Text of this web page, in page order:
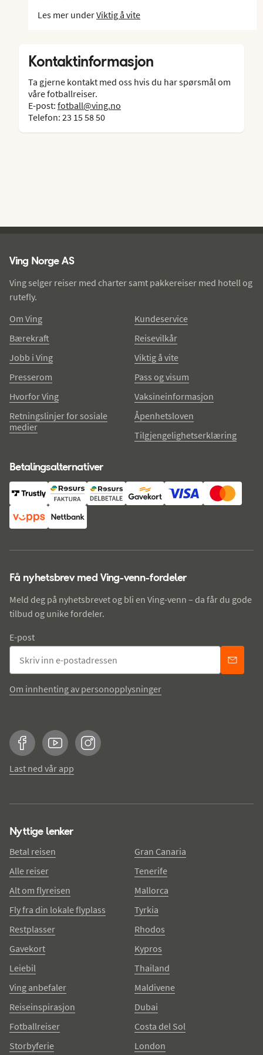
Les mer underViktig å vite
Kontaktinformasjon
Ta gjerne kontakt med oss hvis du har spørsmål om
våre fotballreiser.
E-post: fotball@ving.no
Telefon: 23 15 58 50
Ving Norge AS
Ving selger reiser med charter samt pakkereiser med hotell og
rutefly.
Om Ving
Bærekraft
Jobb i Ving
Presserom
Hvorfor Ving
Retningslinjer for sosiale
medier
Kundeservice
Reisevilkår
Viktig å vite
Pass og visum
Vaksineinformasjon
Åpenhetsloven
Tilgjengelighetserklæring
Betalingsalternativer
Få nyhetsbrev med Ving-venn-fordeler
Meld deg på nyhetsbrevet og bli en Ving-venn – da får du gode
tilbud og unike fordeler.
E-post
Om innhenting av personopplysninger
FacebookYouTubeInstagram
Last ned vår app
Nyttige lenker
Betal reisen
Alle reiser
Alt om flyreisen
Fly fra din lokale flyplass
Restplasser
Gavekort
Leiebil
Ving anbefaler
Reiseinspirasjon
Fotballreiser
Storbyferie
Gran Canaria
Tenerife
Mallorca
Tyrkia
Rhodos
Kypros
Thailand
Maldivene
Dubai
Costa del Sol
London